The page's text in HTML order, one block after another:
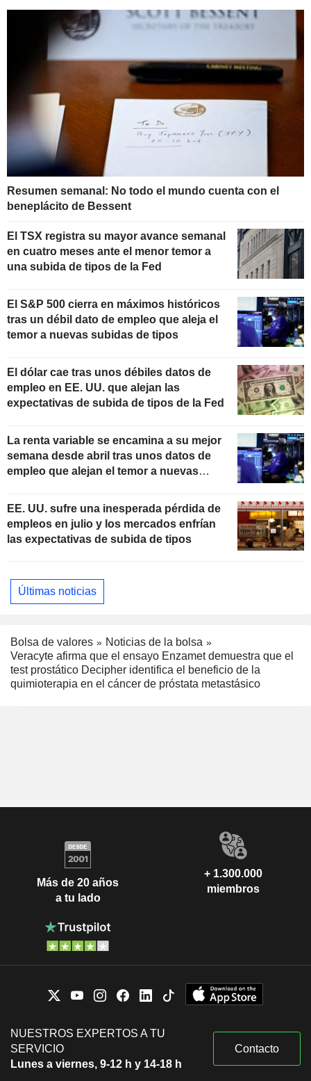
Resumen semanal: No todo el mundo cuenta con el
beneplácito de Bessent
El TSX registra su mayor avance semanal
en cuatro meses ante el menor temor a
una subida de tipos de la Fed
El S&P 500 cierra en máximos históricos
tras un débil dato de empleo que aleja el
temor a nuevas subidas de tipos
El dólar cae tras unos débiles datos de
empleo en EE. UU. que alejan las
expectativas de subida de tipos de la Fed
La renta variable se encamina a su mejor
semana desde abril tras unos datos de
empleo que alejan el temor a nuevas
EE. UU. sufre una inesperada pérdida de
empleos en julio y los mercados enfrían
las expectativas de subida de tipos
Últimas noticias
Bolsa de valores
Noticias de la bolsa
Veracyte afirma que el ensayo Enzamet demuestra que el
test prostático Decipher identifica el beneficio de la
quimioterapia en el cáncer de próstata metastásico
Más de 20 años
a tu lado
+ 1.300.000
miembros
NUESTROS EXPERTOS A TU
SERVICIO
Lunes a viernes, 9-12 h y 14-18 h
Contacto